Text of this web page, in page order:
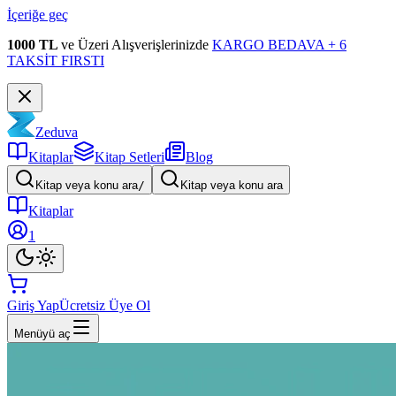
İçeriğe geç
1000 TL ve Üzeri Alışverişlerinizde KARGO BEDAVA + 6
TAKSİT FIRSTI
Zeduva
Kitaplar
Kitap Setleri Blog
Kitap veya konu ara/ Kitap veya konu ara
Kitaplar
1
Giriş YapÜcretsiz Üye Ol
Menüyü aç